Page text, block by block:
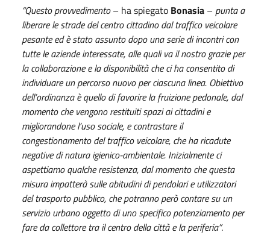
“Questo provvedimento– ha spiegato Bonasia – punta a
liberare le strade del centro cittadino dal traffico veicolare
pesante ed è stato assunto dopo una serie di incontri con
tutte le aziende interessate, alle quali va il nostro grazie per
la collaborazione e la disponibilità che ci ha consentito di
individuare un percorso nuovo per ciascuna linea. Obiettivo
dell’ordinanza è quello di favorire la fruizione pedonale, dal
momento che vengono restituiti spazi ai cittadini e
migliorandone l’uso sociale, e contrastare il
congestionamento del traffico veicolare, che ha ricadute
negative di natura igienico-ambientale. Inizialmente ci
aspettiamo qualche resistenza, dal momento che questa
misura impatterà sulle abitudini di pendolari e utilizzatori
del trasporto pubblico, che potranno però contare su un
servizio urbano oggetto di uno specifico potenziamento per
fare da collettore tra il centro della città e la periferia”.